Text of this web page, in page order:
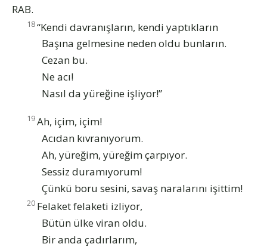
RAB.
18“Kendi davranışların, kendi yaptıkların
Başına gelmesine neden oldu bunların.
Cezan bu.
Ne acı!
Nasıl da yüreğine işliyor!”
19Ah, içim, içim!
Acıdan kıvranıyorum.
Ah, yüreğim, yüreğim çarpıyor.
Sessiz duramıyorum!
Çünkü boru sesini, savaş naralarını işittim!
20 Felaket felaketi izliyor,
Bütün ülke viran oldu.
Bir anda çadırlarım,